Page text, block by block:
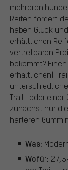
mehreren
Reifen fordert
haben Glück
erhältlichen
vertretbaren
bekommt?
erhältlichen)
Trail- oder einer
zunächst nur
härteren
Was:
Wofür: